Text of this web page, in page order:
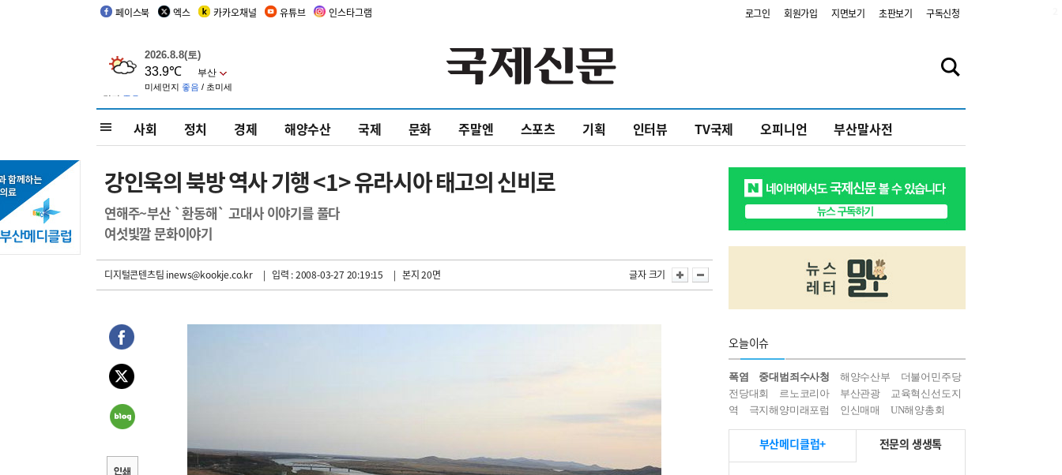
페이스북 엑스 카카오채널 유튜브 인스타그램 로그인 회원가입 지면보기 초판보기 구독신청
사회 정치 경제 해양수산 국제 문화 주말엔 스포츠 기획 인터뷰 TV국제 오피니언 부산말사전
강인욱의 북방 역사 기행 <1> 유라시아 태고의 신비로
연해주~부산 `환동해` 고대사 이야기를 풀다
여섯빛깔 문화이야기
디지털콘텐츠팀 inews@kookje.co.kr | 입력 : 2008-03-27 20:19:15 | 본지 20면 글자 크기
오늘이슈
폭염 중대범죄수사청 해양수산부
더불어민주당
전당대회
르노코리아 부산관광
교육혁신선도지
역
극지해양미래포럼 인신매매 UN해양총회
부산메디클럽+ 전문의 생생톡